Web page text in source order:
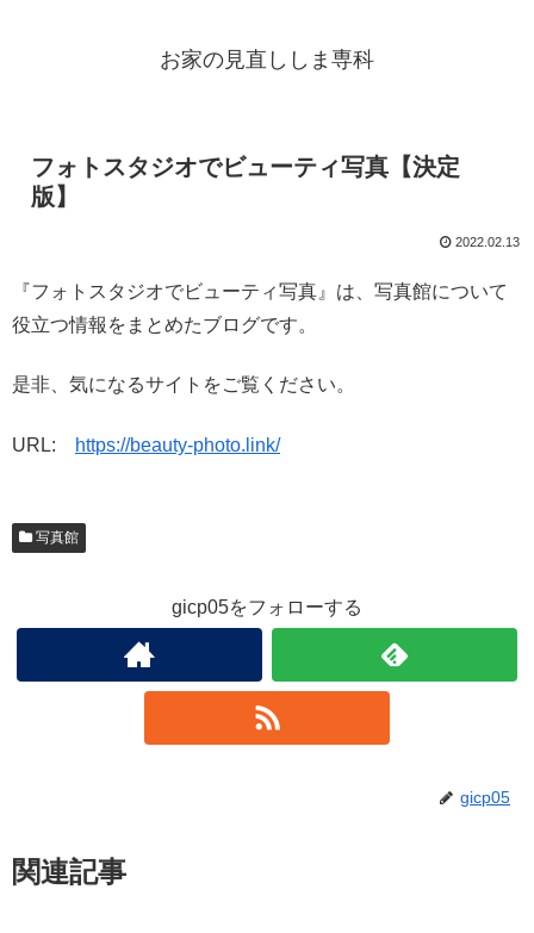
お家の見直ししま専科
フォトスタジオでビューティ写真【決定
版】
2022.02.13
『フォトスタジオでビューティ写真』は、写真館について
役立つ情報をまとめたブログです。
是非、気になるサイトをご覧ください。
URL: https://beauty-photo.link/
写真館
gicp05をフォローする
gicp05
関連記事